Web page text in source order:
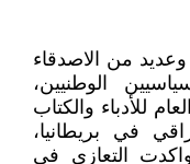
من الاصدقاء
الوطنيين،
للأدباء والكتاب
في بريطانيا،
التعازي في